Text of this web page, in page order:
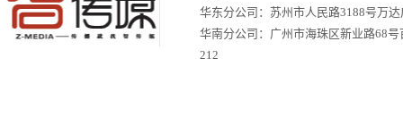
华东分公司：苏州市人民路3188号万达
华南分公司： 广州市海珠区新业路68
212